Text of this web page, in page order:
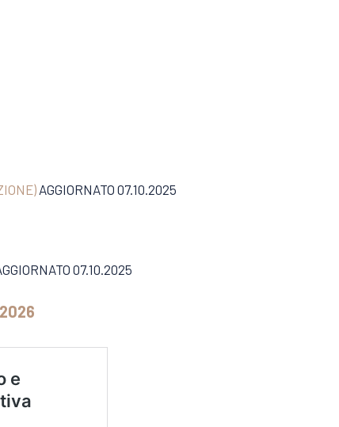
AGGIORNATO 07.10.2025
07.10.2025